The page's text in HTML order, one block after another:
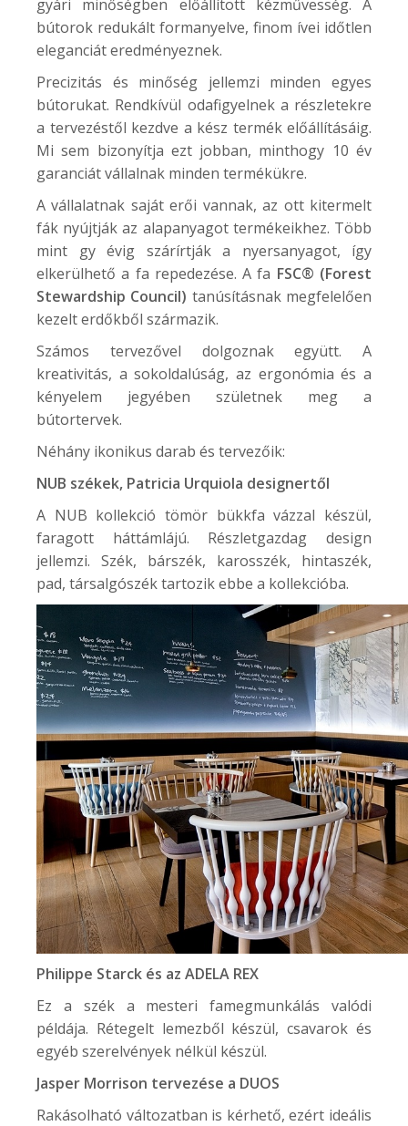
gyári minőségben előállított kézművesség. A
bútorok redukált formanyelve, finom ívei időtlen
eleganciát eredményeznek.
Precizitás és minőség jellemzi minden egyes
bútorukat. Rendkívül odafigyelnek a részletekre
a tervezéstől kezdve a kész termék előállításáig.
Mi sem bizonyítja ezt jobban, minthogy 10 év
garanciát vállalnak minden termékükre.
A vállalatnak saját erői vannak, az ott kitermelt
fák nyújtják az alapanyagot termékeikhez. Több
mint gy évig szárírtják a nyersanyagot, így
elkerülhető a fa repedezése. A fa FSC® (Forest
Stewardship Council) tanúsításnak megfelelően
kezelt erdőkből származik.
Számos tervezővel dolgoznak együtt. A
kreativitás, a sokoldalúság, az ergonómia és a
kényelem jegyében születnek meg a
bútortervek.
Néhány ikonikus darab és tervezőik:
NUB székek, Patricia Urquiola designertől
A NUB kollekció tömör bükkfa vázzal készül,
faragott háttámlájú. Részletgazdag design
jellemzi. Szék, bárszék, karosszék, hintaszék,
pad, társalgószék tartozik ebbe a kollekcióba.
Philippe Starck és az ADELA REX
Ez a szék a mesteri famegmunkálás valódi
példája. Rétegelt lemezből készül, csavarok és
egyéb szerelvények nélkül készül.
Jasper Morrison tervezése a DUOS
Rakásolható változatban is kérhető, ezért ideális